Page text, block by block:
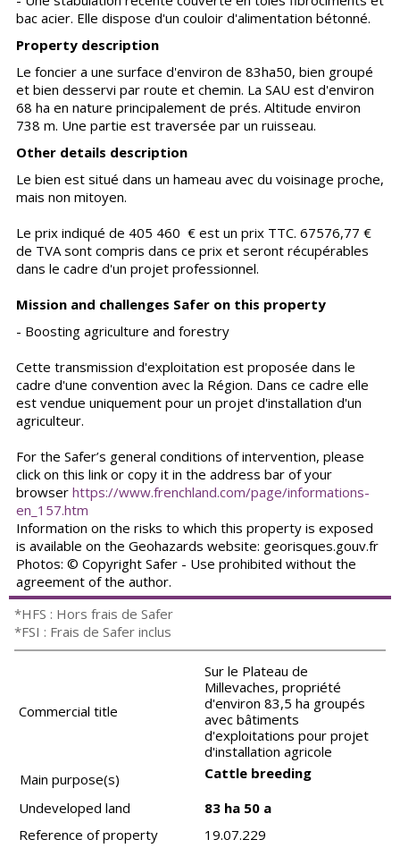
bac acier. Elle dispose d'un couloir d'alimentation bétonné.
Property description
Le foncier a une surface d'environ de 83ha50, bien groupé
et bien desservi par route et chemin. La SAU est d'environ
68 ha en nature principalement de prés. Altitude environ
738 m. Une partie est traversée par un ruisseau.
Other details description
Le bien est situé dans un hameau avec du voisinage proche,
mais non mitoyen.
Le prix indiqué de 405 460 € est un prix TTC. 67576,77 €
de TVA sont compris dans ce prix et seront récupérables
dans le cadre d'un projet professionnel.
Mission and challenges Safer on this property
- Boosting agriculture and forestry
Cette transmission d'exploitation est proposée dans le
cadre d'une convention avec la Région. Dans ce cadre elle
est vendue uniquement pour un projet d'installation d'un
agriculteur.
For the Safer’s general conditions of intervention, please
click on this link or copy it in the address bar of your
browser https://www.frenchland.com/page/informations-
en_157.htm
Information on the risks to which this property is exposed
is available on the Geohazards website: georisques.gouv.fr
Photos: © Copyright Safer - Use prohibited without the
agreement of the author.
*HFS : Hors frais de Safer
*FSI : Frais de Safer inclus
Commercial title
Sur le Plateau de
Millevaches, propriété
d'environ 83,5 ha groupés
avec bâtiments
d'exploitations pour projet
d'installation agricole
Main purpose(s)
Cattle breeding
Undeveloped land
83 ha 50 a
Reference of property
19.07.229